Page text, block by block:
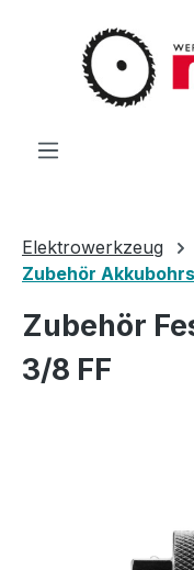
Zum Hauptinhalt
Elektrowerkzeug
Zubehör
Zubehör
3/8 FF